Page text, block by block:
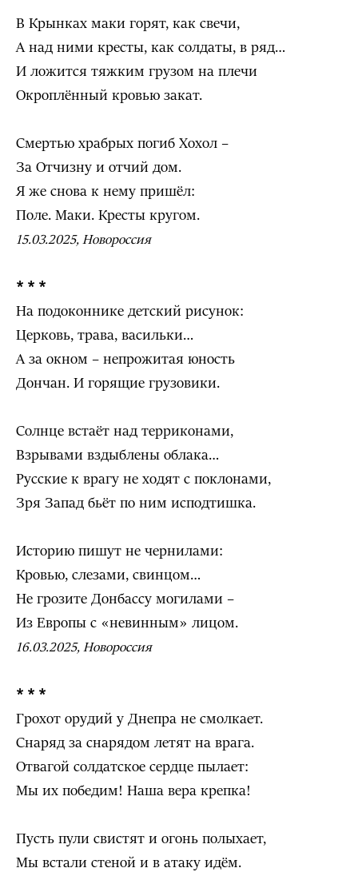
В Крынках маки горят, как свечи,
А над ними кресты, как солдаты, в ряд…
И ложится тяжким грузом на плечи
Окроплённый кровью закат.
Смертью храбрых погиб Хохол –
За Отчизну и отчий дом.
Я же снова к нему пришёл:
Поле. Маки. Кресты кругом.
15.03.2025, Новороссия
* * *
На подоконнике детский рисунок:
Церковь, трава, васильки…
А за окном – непрожитая юность
Дончан. И горящие грузовики.
Солнце встаёт над терриконами,
Взрывами вздыблены облака…
Русские к врагу не ходят с поклонами,
Зря Запад бьёт по ним исподтишка.
Историю пишут не чернилами:
Кровью, слезами, свинцом…
Не грозите Донбассу могилами –
Из Европы с «невинным» лицом.
16.03.2025, Новороссия
* * *
Грохот орудий у Днепра не смолкает.
Снаряд за снарядом летят на врага.
Отвагой солдатское сердце пылает:
Мы их победим! Наша вера крепка!
Пусть пули свистят и огонь полыхает,
Мы встали стеной и в атаку идём.